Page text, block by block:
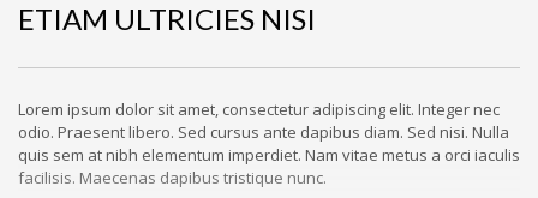
ETIAM ULTRICIES NISI
Lorem ipsum dolor sit amet, consectetur adipiscing elit. Integer nec
odio. Praesent libero. Sed cursus ante dapibus diam. Sed nisi. Nulla
quis sem at nibh elementum imperdiet. Nam vitae metus a orci iaculis
facilisis. Maecenas dapibus tristique nunc.